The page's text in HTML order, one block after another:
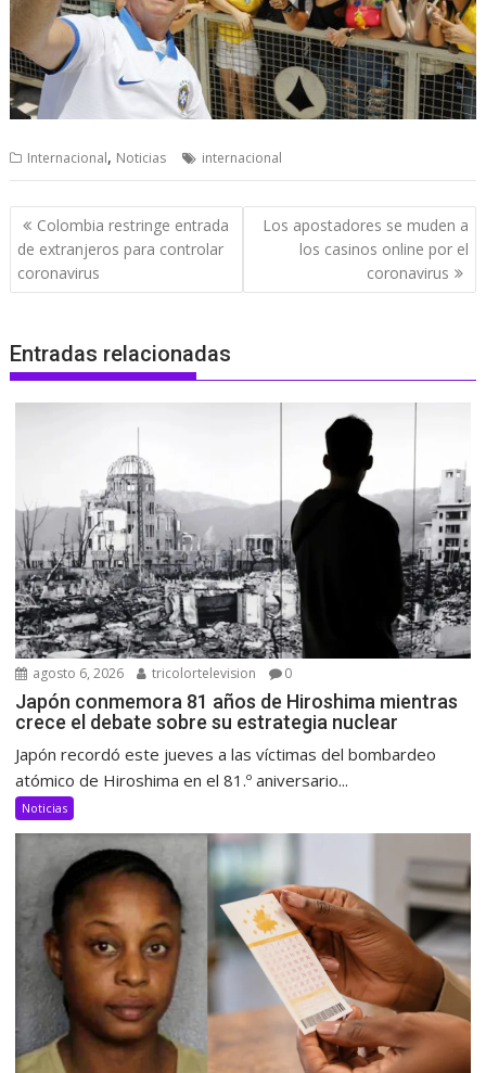
Internacional, Noticias internacional
Navegación
de
entradas
Colombia restringe entrada
de extranjeros para controlar
coronavirus
Los apostadores se muden a
los casinos online por el
coronavirus
Entradas relacionadas
agosto 6, 2026 tricolortelevision 0
Japón conmemora 81 años de Hiroshima mientras
crece el debate sobre su estrategia nuclear
Japón recordó este jueves a las víctimas del bombardeo
atómico de Hiroshima en el 81.º aniversario...
Noticias